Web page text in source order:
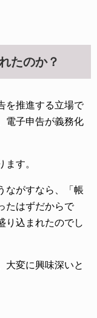
たのか？
を推進する立場で
電子申告が義務化
す。
ながすなら、「帳
たはずだからで
り込まれたのでし
大変に興味深いと